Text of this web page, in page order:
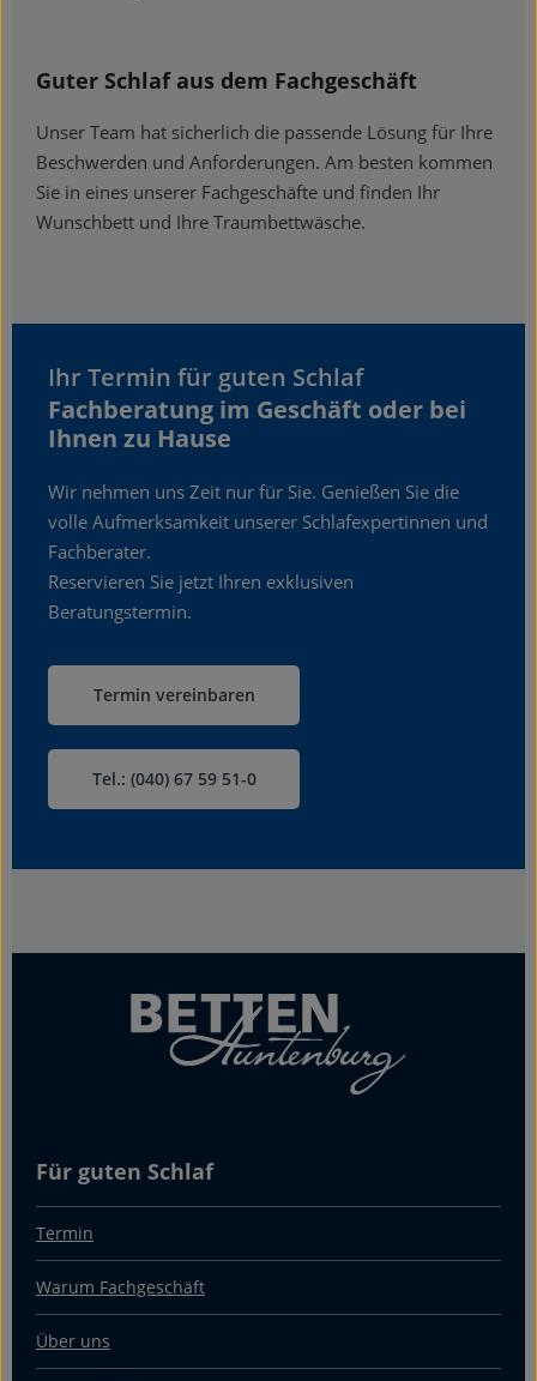
Guter Schlaf aus dem Fachgeschäft
Unser Team hat sicherlich die passende Lösung für Ihre
Beschwerden und Anforderungen. Am besten kommen
Sie in eines unserer Fachgeschäfte und finden Ihr
Wunschbett und Ihre Traumbettwäsche.
Ihr Termin für guten Schlaf
Fachberatung im Geschäft oder bei
Ihnen zu Hause
Wir nehmen uns Zeit nur für Sie. Genießen Sie die
volle Aufmerksamkeit unserer Schlafexpertinnen und
Fachberater.
Reservieren Sie jetzt Ihren exklusiven
Beratungstermin.
Termin vereinbaren
Tel.: (040) 67 59 51-0
Für guten Schlaf
Termin
Warum Fachgeschäft
Über uns